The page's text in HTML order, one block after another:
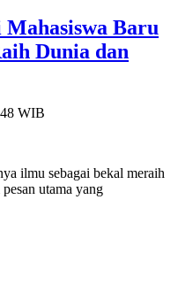
Baru
Dunia dan
WIB
ilmu sebagai bekal meraih
utama yang